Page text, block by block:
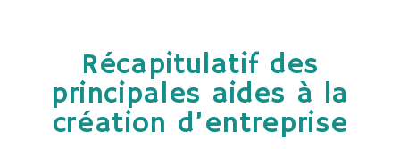
Récapitulatif des
principales aides à la
création d’entreprise